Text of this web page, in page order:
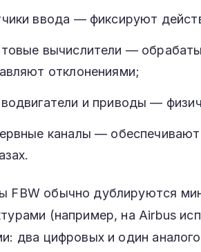
ввода — фиксируют
вычислители —
отклонениями;
и приводы —
каналы —
FBW обычно дублируются
(например, на Airbus
два цифровых и один